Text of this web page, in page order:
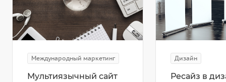
Международный маркетинг
Мультиязычный сайт
Дизайн
Ресайз в